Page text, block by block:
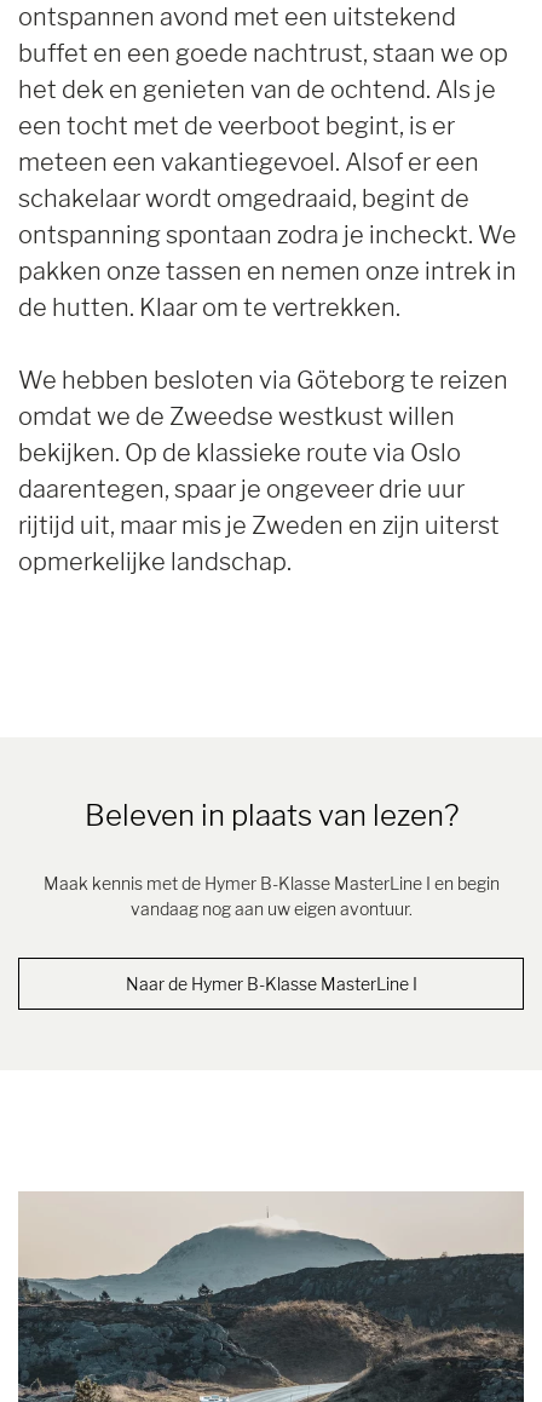
ontspannen avond met een uitstekend
buffet en een goede nachtrust, staan we op
het dek en genieten van de ochtend. Als je
een tocht met de veerboot begint, is er
meteen een vakantiegevoel. Alsof er een
schakelaar wordt omgedraaid, begint de
ontspanning spontaan zodra je incheckt. We
pakken onze tassen en nemen onze intrek in
de hutten. Klaar om te vertrekken.
We hebben besloten via Göteborg te reizen
omdat we de Zweedse westkust willen
bekijken. Op de klassieke route via Oslo
daarentegen, spaar je ongeveer drie uur
rijtijd uit, maar mis je Zweden en zijn uiterst
opmerkelijke landschap.
Beleven in plaats van lezen?
Maak kennis met de Hymer B-Klasse MasterLine I en begin
vandaag nog aan uw eigen avontuur.
Naar de Hymer B-Klasse MasterLine I